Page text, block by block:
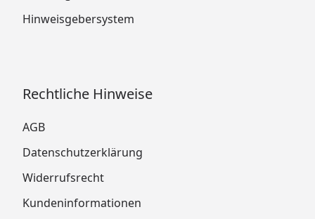
Hinweisgebersystem
Rechtliche Hinweise
AGB
Datenschutzerklärung
Widerrufsrecht
Kundeninformationen